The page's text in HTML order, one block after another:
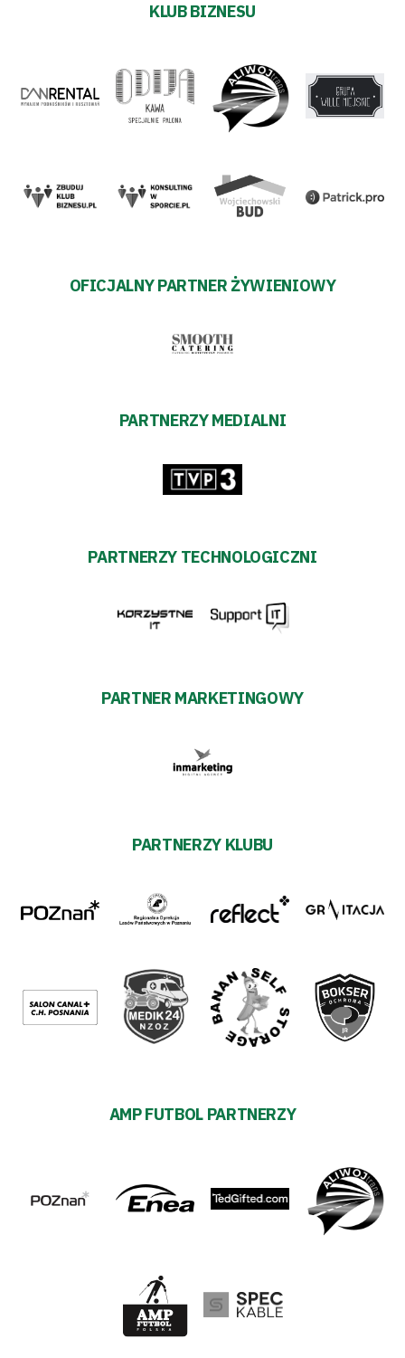
KLUB BIZNESU
OFICJALNY PARTNER ŻYWIENIOWY
PARTNERZY MEDIALNI
PARTNERZY TECHNOLOGICZNI
PARTNER MARKETINGOWY
PARTNERZY KLUBU
AMP FUTBOL PARTNERZY